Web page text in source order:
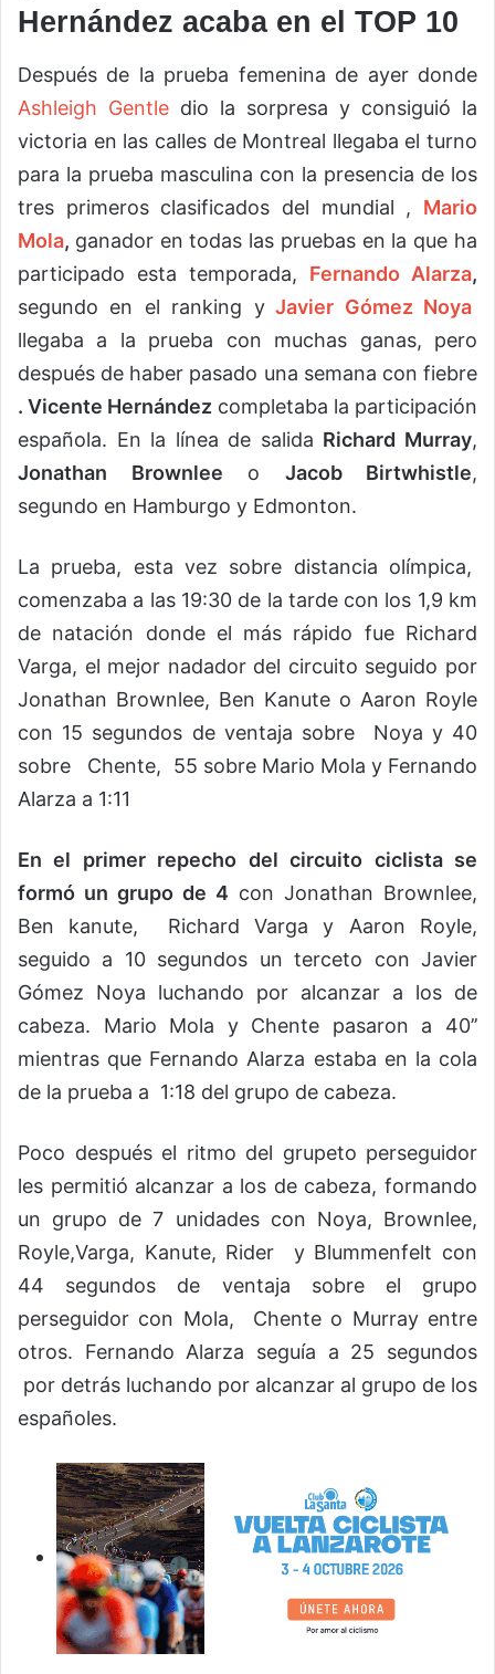
Hernández acaba en el TOP 10
Después de la prueba femenina de ayer donde
Ashleigh Gentle dio la sorpresa y consiguió la
victoria en las calles de Montreal llegaba el turno
para la prueba masculina con la presencia de los
tres primeros clasificados del mundial , Mario
Mola, ganador en todas las pruebas en la que ha
participado esta temporada, Fernando Alarza,
segundo en el ranking y Javier Gómez Noya
llegaba a la prueba con muchas ganas, pero
después de haber pasado una semana con fiebre
. Vicente Hernández completaba la participación
española. En la línea de salida Richard Murray,
Jonathan Brownlee o Jacob Birtwhistle,
segundo en Hamburgo y Edmonton.
La prueba, esta vez sobre distancia olímpica,
comenzaba a las 19:30 de la tarde con los 1,9 km
de natación donde el más rápido fue Richard
Varga, el mejor nadador del circuito seguido por
Jonathan Brownlee, Ben Kanute o Aaron Royle
con 15 segundos de ventaja sobre Noya y 40
sobre Chente, 55 sobre Mario Mola y Fernando
Alarza a 1:11
En el primer repecho del circuito ciclista se
formó un grupo de 4 con Jonathan Brownlee,
Ben kanute, Richard Varga y Aaron Royle,
seguido a 10 segundos un terceto con Javier
Gómez Noya luchando por alcanzar a los de
cabeza. Mario Mola y Chente pasaron a 40’’
mientras que Fernando Alarza estaba en la cola
de la prueba a 1:18 del grupo de cabeza.
Poco después el ritmo del grupeto perseguidor
les permitió alcanzar a los de cabeza, formando
un grupo de 7 unidades con Noya, Brownlee,
Royle,Varga, Kanute, Rider y Blummenfelt con
44 segundos de ventaja sobre el grupo
perseguidor con Mola, Chente o Murray entre
otros. Fernando Alarza seguía a 25 segundos
por detrás luchando por alcanzar al grupo de los
españoles.